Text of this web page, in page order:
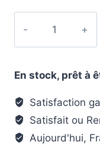
prix
initial
était :
94,40
Crochet
Manteau
Contemporain
Cerf
en
Bronze
En stock, prêt à
Satisfaction
Satisfait ou
Aujourd'hui,